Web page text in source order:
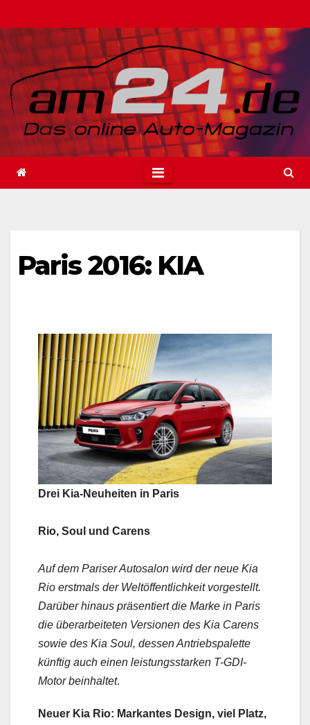
Inhalt
springen
Paris 2016: KIA
Drei Kia-Neuheiten in Paris
Rio, Soul und Carens
Auf dem Pariser Autosalon wird der neue Kia
Rio erstmals der Weltöffentlichkeit vorgestellt.
Darüber hinaus präsentiert die Marke in Paris
die überarbeiteten Versionen des Kia Carens
sowie des Kia Soul, dessen Antriebspalette
künftig auch einen leistungsstarken T-GDI-
Motor beinhaltet.
Neuer Kia Rio: Markantes Design, viel Platz,